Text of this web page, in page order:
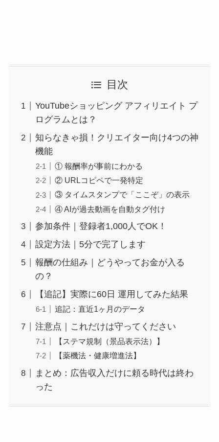
目次
YouTubeショッピング アフィリエイト プ
ログラムとは？
知らなきゃ損！クリエイター向け4つの神
機能
① 報酬率が事前にわかる
② URLコピペで一発特定
③ タイムスタンプで「ここぞ」の表示
④ AIが過去動画を自動タグ付け
参加条件｜登録者1,000人でOK！
設定方法｜5分で完了します
報酬の仕組み｜どうやってお金が入る
の？
【追記】実際に60日 運用してみた結果
追記：直近1ヶ月のデータ
注意点｜これだけは守ってください
【ステマ規制（景品表示法）】
【薬機法・健康増進法】
まとめ：広告収入だけに頼る時代は終わ
った